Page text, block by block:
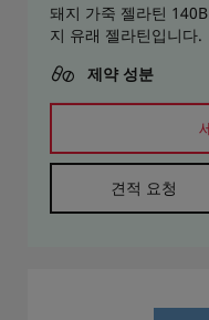
돼지 가죽 젤라틴
지 유래 젤라틴입니다.
제약 성분
견적 요청